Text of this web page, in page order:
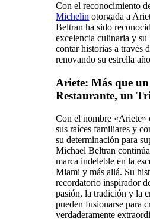
Con el reconocimiento
Michelin otorgada a
Beltran ha sido
excelencia culinaria y su
contar historias a través
renovando su estrella
Ariete: Más que un
Restaurante, un
Con el nombre «Ariete»
sus raíces familiares y
su determinación para
Michael Beltran
marca indeleble en la
Miami y más allá. Su
recordatorio inspirador
pasión, la tradición y la
pueden fusionarse para
verdaderamente